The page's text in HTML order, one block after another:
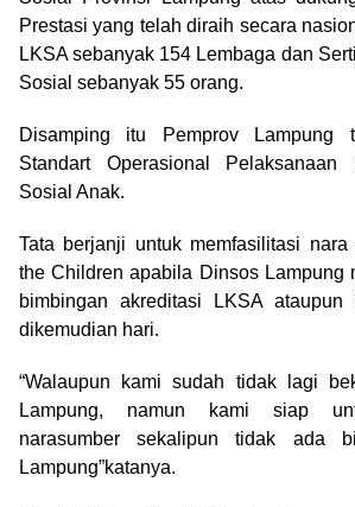
Prestasi yang telah diraih secara
LKSA sebanyak 154 Lembaga dan
Sosial sebanyak 55 orang.
Disamping itu Pemprov Lampung
Standart Operasional Pelaksanaan
Sosial Anak.
Tata berjanji untuk memfasilitasi
the Children apabila Dinsos Lampung
bimbingan akreditasi LKSA ataupun
dikemudian hari.
“Walaupun kami sudah tidak lagi
Lampung, namun kami siap
narasumber sekalipun tidak ada
Lampung”katanya.